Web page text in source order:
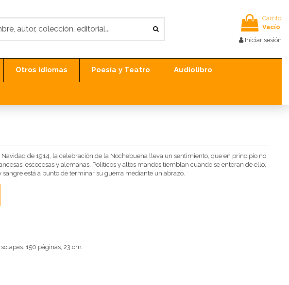
Carrito
Vacío
Iniciar sesión
Otros idiomas Poesía y Teatro Audiolibro
de 1914, la celebración de la Nochebuena lleva un sentimiento, que en principio no
escocesas y alemanas. Políticos y altos mandos tiemblan cuando se enteran de ello,
está a punto de terminar su guerra mediante un abrazo.
150 páginas, 23 cm.